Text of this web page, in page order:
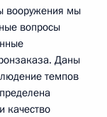
вооружения мы
вопросы
Даны
темпов
качество